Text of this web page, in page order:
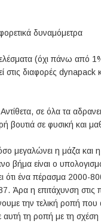
δυναμόμετρα
(όχι πάνω από
διαφορές dynapack
σε όλα τα
βουτιά σε φυσική και
μεγαλώνει η μάζα και
είναι ο
ότι ένα πέρασμα 2000-
Άρα η επιτάχυνση στις
την τελική ροπή που
τη ροπή με τη